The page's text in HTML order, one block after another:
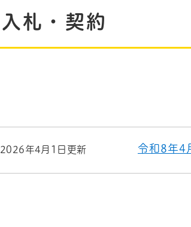
入札・契約
2026年4月1日更新 令和8年4